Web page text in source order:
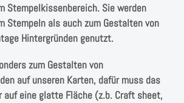
Stempelkissenbereich. Sie werden
Stempeln als auch zum Gestalten von
Hintergründen genutzt.
zum Gestalten von
auf unseren Karten, dafür muss das
auf eine glatte Fläche (z.b. Craft sheet,